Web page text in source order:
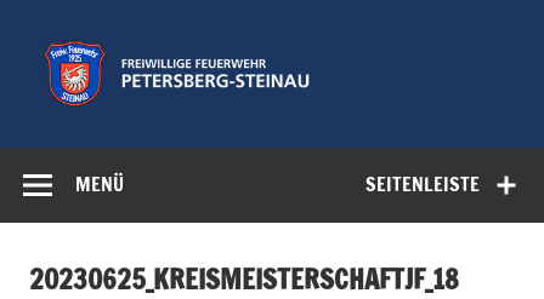
springen
Feuerwehr
Petersberg-
SEITENLEISTE
MENÜ
20230625_KREISMEISTERSCHAFTJF_18